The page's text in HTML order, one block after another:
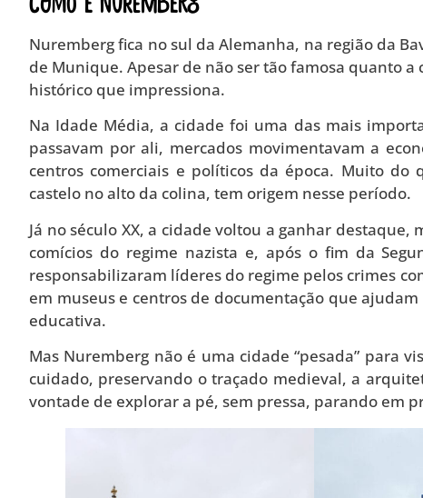
Nuremberg fica no sul da Alemanha, na região da
de Munique. Apesar de não ser tão famosa quanto
histórico que impressiona.
Na Idade Média, a cidade foi uma das mais
passavam por ali, mercados movimentavam a
centros comerciais e políticos da época. Muito
castelo no alto da colina, tem origem nesse período.
Já no século XX, a cidade voltou a ganhar
comícios do regime nazista e, após o fim da
responsabilizaram líderes do regime pelos crimes
em museus e centros de documentação que
educativa.
Mas Nuremberg não é uma cidade “pesada” para
cuidado, preservando o traçado medieval, a
vontade de explorar a pé, sem pressa, parando em